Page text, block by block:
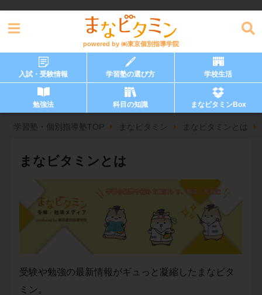
powered by ㈱東京個別指導学院
入試・受験情報 学習塾の選び方 学校生活
勉強法 科目の知識 まなビタミンBox
学習塾・個別指導塾TOP まなビタミン まなビタミンとは
まなビタミンとは
受験や勉強の最新情報がギュっと凝縮したまなビタ
ミン。